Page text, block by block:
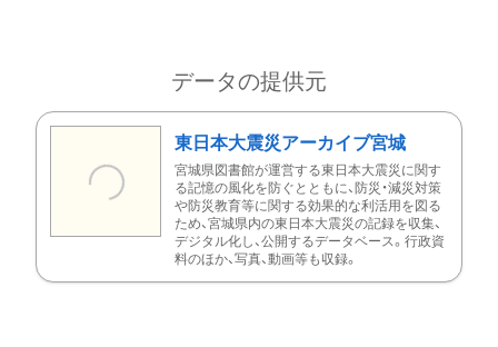
データの提供元
東日本大震災アーカイブ宮城
宮城県図書館が運営する東日本大震災に関す
る記憶の風化を防ぐとともに、防災・減災対策
や防災教育等に関する効果的な利活用を図る
ため、宮城県内の東日本大震災の記録を収集、
デジタル化し、公開するデータベース。行政資
料のほか、写真、動画等も収録。